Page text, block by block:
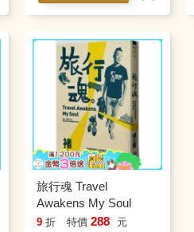
旅行魂 Travel
Awakens My Soul
9 折 特價 288 元